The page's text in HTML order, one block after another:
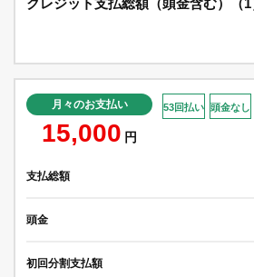
クレジット支払総額（頭金含む）（1
月々のお支払い
15,000 円
53回払い 頭金なし
支払総額
頭金
初回分割支払額